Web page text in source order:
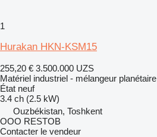
1
Hurakan HKN-KSM15
255,20 € 3.500.000 UZS
Matériel industriel - mélangeur planétaire
État neuf
3.4 ch (2.5 kW)
Ouzbékistan, Toshkent
OOO RESTOB
Contacter le vendeur